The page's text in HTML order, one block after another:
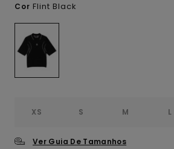
Cor Flint Black
XS S M L
Ver Guia De Tamanhos